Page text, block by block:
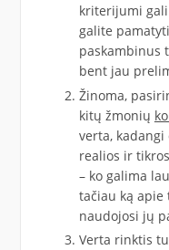
kriterijumi
galite
paskambinus
bent jau
Žinoma,
kitų žmonių
verta,
realios ir
– ko galima
tačiau ką apie
naudojosi jų
Verta rinktis